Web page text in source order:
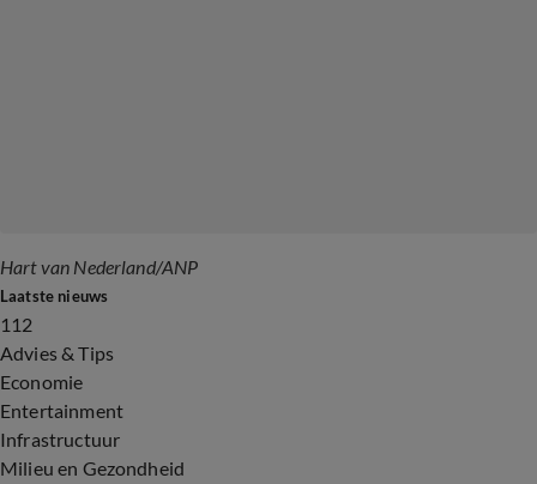
Hart van Nederland/ANP
Laatste nieuws
112
Advies & Tips
Economie
Entertainment
Infrastructuur
Milieu en Gezondheid